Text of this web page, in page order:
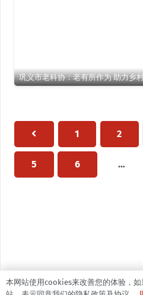
巩义市老科协：老有所作为 助力乡
1 2
5 6 …
本网站使用cookies来改善您的体验，如